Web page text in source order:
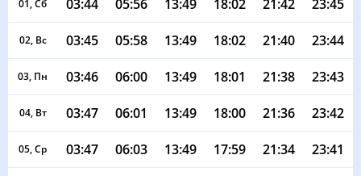
01, Сб 03:44 05:56 13:49 18:02 21:42 23:45
02, Вс 03:45 05:58 13:49 18:02 21:40 23:44
03, Пн 03:46 06:00 13:49 18:01 21:38 23:43
04, Вт 03:47 06:01 13:49 18:00 21:36 23:42
05, Ср 03:47 06:03 13:49 17:59 21:34 23:41